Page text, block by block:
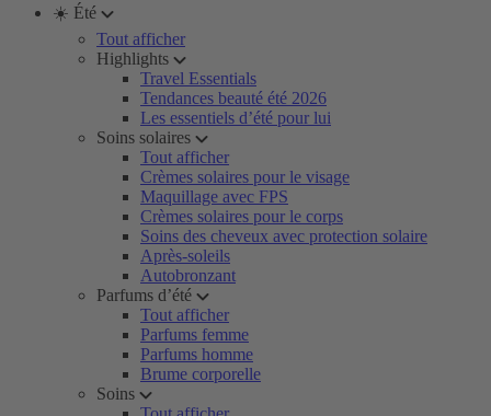
☀️ Été
Tout afficher
Highlights
Travel Essentials
Tendances beauté été 2026
Les essentiels d’été pour lui
Soins solaires
Tout afficher
Crèmes solaires pour le visage
Maquillage avec FPS
Crèmes solaires pour le corps
Soins des cheveux avec protection solaire
Après-soleils
Autobronzant
Parfums d’été
Tout afficher
Parfums femme
Parfums homme
Brume corporelle
Soins